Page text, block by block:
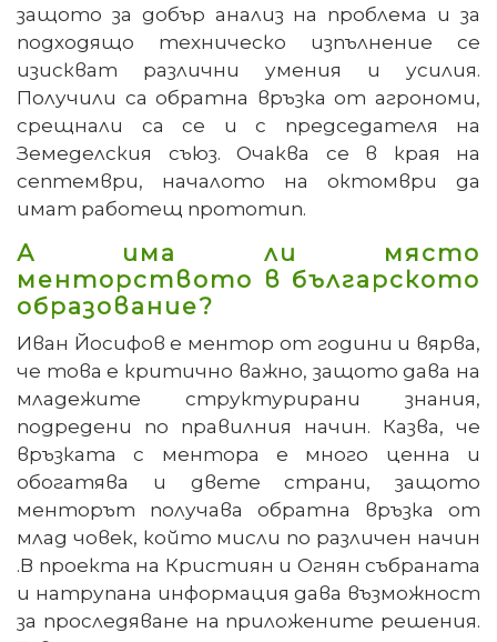
защото за добър анализ на проблема и за
подходящо техническо изпълнение се
изискват различни умения и усилия.
Получили са обратна връзка от агрономи,
срещнали са се и с председателя на
Земеделския съюз. Очаква се в края на
септември, началото на октомври да
имат работещ прототип.
А има ли място
менторството в българското
образование?
Иван Йосифов е ментор от години и вярва,
че това е критично важно, защото дава на
младежите структурирани знания,
подредени по правилния начин. Казва, че
връзката с ментора е много ценна и
обогатява и двете страни, защото
менторът получава обратна връзка от
млад човек, който мисли по различен начин
.В проекта на Кристиян и Огнян събраната
и натрупана информация дава възможност
за проследяване на приложените решения.